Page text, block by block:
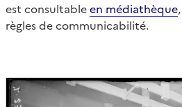
est consultableen médiathèque
règles de communicabilité.